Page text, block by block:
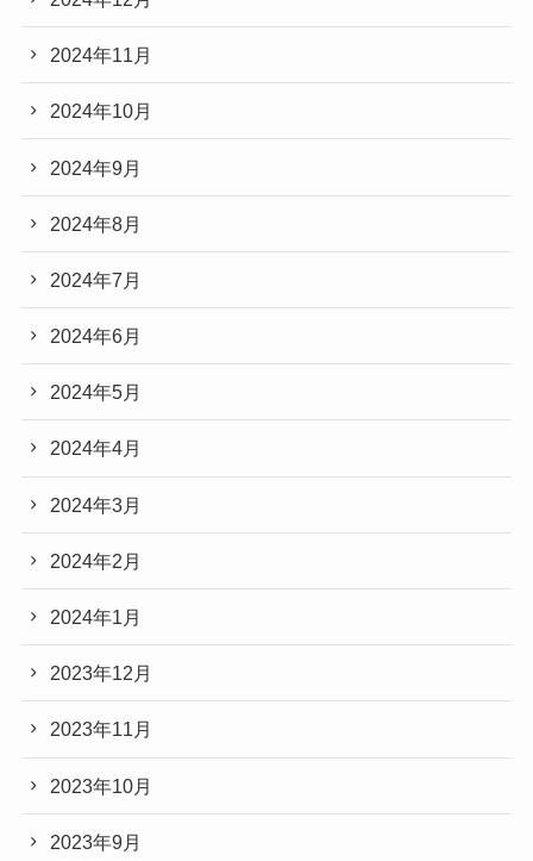
2024年11月
2024年10月
2024年9月
2024年8月
2024年7月
2024年6月
2024年5月
2024年4月
2024年3月
2024年2月
2024年1月
2023年12月
2023年11月
2023年10月
2023年9月